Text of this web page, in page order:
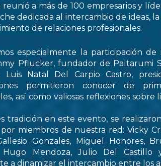
reunió a más de 100 empresarios y
dedicada al intercambio de ideas,
de relaciones profesionales.
especialmente la participación
Pflucker, fundador de Paltarumi
Luis Natal Del Carpio Castro,
permitieron conocer de
así como valiosas reflexiones
tradición en este evento, se
miembros de nuestra red: Vicky
Gonzales, Miguel Honores,
Hugo Mendoza, Julio Del Castillo
a dinamizar el intercambio entre los